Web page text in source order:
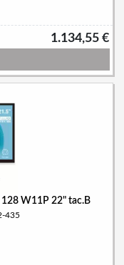
1.134,55 €
W11P 22" tac.B
435